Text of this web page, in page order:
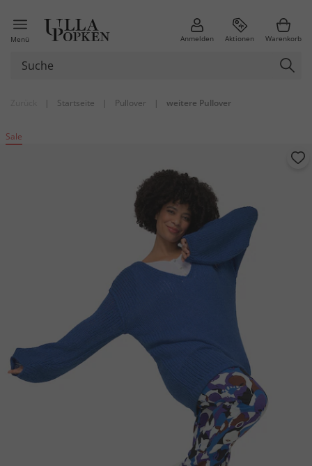
Menü Anmelden Aktionen Warenkorb
| Startseite | Pullover | weitere Pullover
Sale